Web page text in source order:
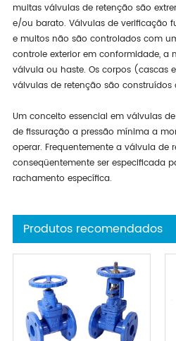
muitas válvulas de retenção são
e/ou barato. Válvulas de verificação
e muitos não são controlados com
controle exterior em conformidade, a
válvula ou haste. Os corpos (cascas
válvulas de retenção são
Um conceito essencial em válvulas
de fissuração a pressão mínima a
operar. Frequentemente a válvula de
conseqüentemente ser especificada
rachamento específica.
Produtos recomendados